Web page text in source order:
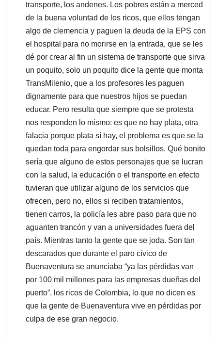
transporte, los andenes. Los pobres están a merced
de la buena voluntad de los ricos, que ellos tengan
algo de clemencia y paguen la deuda de la EPS con
el hospital para no morirse en la entrada, que se les
dé por crear al fin un sistema de transporte que sirva
un poquito, solo un poquito dice la gente que monta
TransMilenio, que a los profesores les paguen
dignamente para que nuestros hijos se puedan
educar. Pero resulta que siempre que se protesta
nos responden lo mismo: es que no hay plata, otra
falacia porque plata sí hay, el problema es que se la
quedan toda para engordar sus bolsillos. Qué bonito
sería que alguno de estos personajes que se lucran
con la salud, la educación o el transporte en efecto
tuvieran que utilizar alguno de los servicios que
ofrecen, pero no, ellos si reciben tratamientos,
tienen carros, la policía les abre paso para que no
aguanten trancón y van a universidades fuera del
país. Mientras tanto la gente que se joda. Son tan
descarados que durante el paro cívico de
Buenaventura se anunciaba “ya las pérdidas van
por 100 mil millones para las empresas dueñas del
puerto”, los ricos de Colombia, lo que no dicen es
que la gente de Buenaventura vive en pérdidas por
culpa de ese gran negocio.